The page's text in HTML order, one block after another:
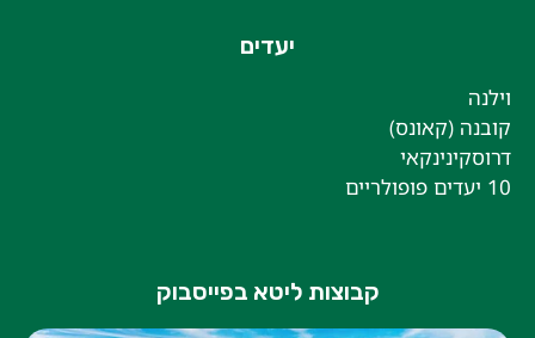
יעדים
וילנה
קובנה (קאונס)
דרוסקינינקאי
10 יעדים פופולריים
קבוצות ליטא בפייסבוק